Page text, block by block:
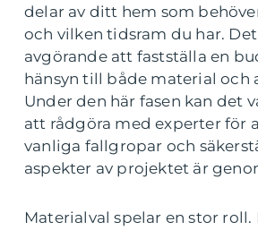
delar av ditt hem som
och vilken tidsram du har. Det
avgörande att fastställa en
hänsyn till både material och
Under den här fasen kan det
att rådgöra med experter för
vanliga fallgropar och
aspekter av projektet är
Materialval spelar en stor